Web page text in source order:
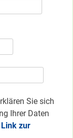
Sie sich
Ihrer Daten
Link zur